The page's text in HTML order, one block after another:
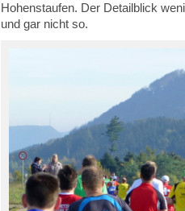
Hohenstaufen. Der Detailblick
und gar nicht so.